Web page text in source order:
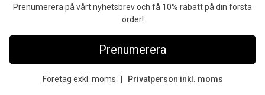
Prenumerera på vårt nyhetsbrev och få 10% rabatt på din första
order!
Prenumerera
Företag exkl. moms Privatperson inkl. moms